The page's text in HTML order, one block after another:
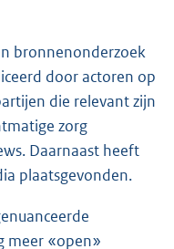
bronnenonderzoek
door actoren op
die relevant zijn
zorg
Daarnaast heeft
plaatsgevonden.
meer «open»